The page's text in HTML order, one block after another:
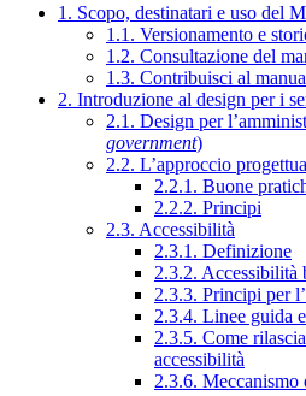
1. Scopo, destinatari e uso del
1.1. Versionamento e
1.2. Consultazione del
1.3. Contribuisci al
2. Introduzione al design per i
2.1. Design per
government)
2.2. L’approccio
2.2.1. Buone
2.2.2. Principi
2.3. Accessibilità
2.3.1. Definizione
2.3.2. Accessibilità
2.3.3. Principi per
2.3.4. Linee guida
2.3.5. Come
accessibilità
2.3.6. Meccanismo